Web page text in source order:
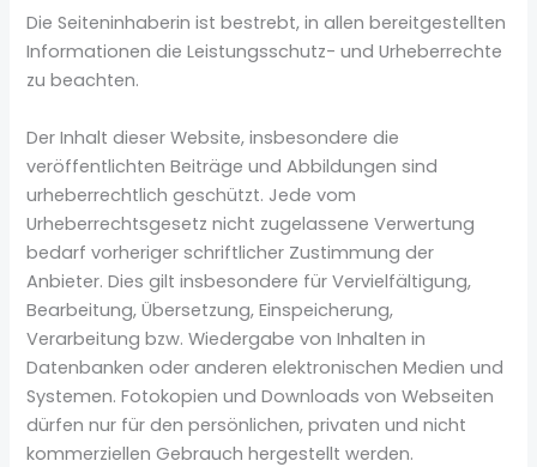
Die Seiteninhaberin ist bestrebt, in allen bereitgestellten
Informationen die Leistungsschutz- und Urheberrechte
zu beachten.
Der Inhalt dieser Website, insbesondere die
veröffentlichten Beiträge und Abbildungen sind
urheberrechtlich geschützt. Jede vom
Urheberrechtsgesetz nicht zugelassene Verwertung
bedarf vorheriger schriftlicher Zustimmung der
Anbieter. Dies gilt insbesondere für Vervielfältigung,
Bearbeitung, Übersetzung, Einspeicherung,
Verarbeitung bzw. Wiedergabe von Inhalten in
Datenbanken oder anderen elektronischen Medien und
Systemen. Fotokopien und Downloads von Webseiten
dürfen nur für den persönlichen, privaten und nicht
kommerziellen Gebrauch hergestellt werden.